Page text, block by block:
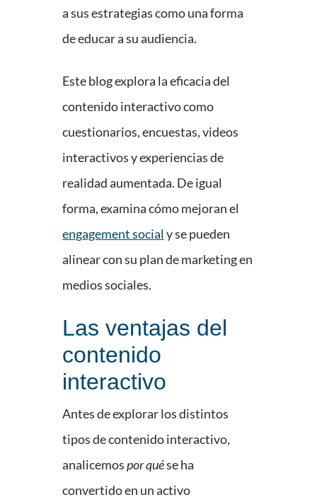
a sus estrategias como una forma
de educar a su audiencia.
Este blog explora la eficacia del
contenido interactivo como
cuestionarios, encuestas, videos
interactivos y experiencias de
realidad aumentada. De igual
forma, examina cómo mejoran el
engagement socialy se pueden
alinear con su plan de marketing en
medios sociales.
Las ventajas del
contenido
interactivo
Antes de explorar los distintos
tipos de contenido interactivo,
analicemospor quése ha
convertido en un activo